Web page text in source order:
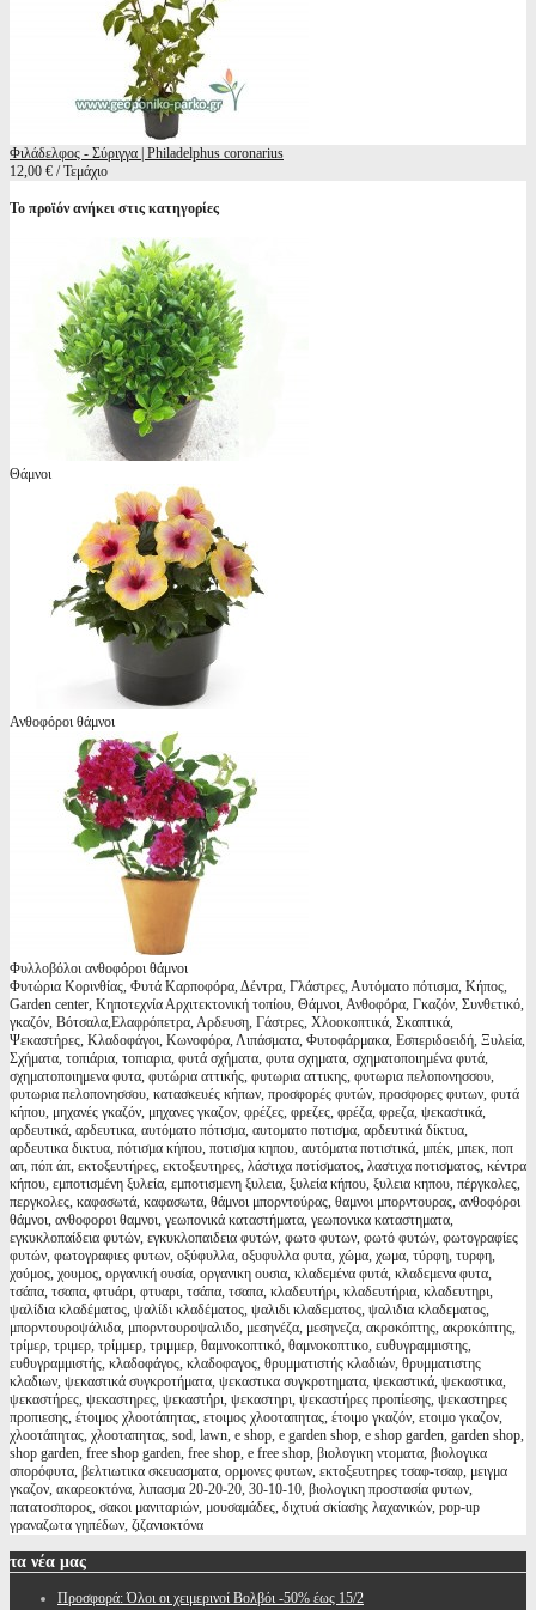
Φιλάδελφος - Σύριγγα | Philadelphus coronarius
12,00 € / Τεμάχιο
Το προϊόν ανήκει στις κατηγορίες
Θάμνοι
Ανθοφόροι θάμνοι
Φυλλοβόλοι ανθοφόροι θάμνοι
Φυτώρια Κορινθίας, Φυτά Καρποφόρα, Δέντρα, Γλάστρες, Αυτόματο πότισμα, Κήπος,
Garden center, Κηποτεχνία Αρχιτεκτονική τοπίου, Θάμνοι, Ανθοφόρα, Γκαζόν, Συνθετικό,
γκαζόν, Βότσαλα,Ελαφρόπετρα, Αρδευση, Γάστρες, Χλοοκοπτικά, Σκαπτικά,
Ψεκαστήρες, Κλαδοφάγοι, Κωνοφόρα, Λιπάσματα, Φυτοφάρμακα, Εσπεριδοειδή, Ξυλεία,
Σχήματα, τοπιάρια, τοπιαρια, φυτά σχήματα, φυτα σχηματα, σχηματοποιημένα φυτά,
σχηματοποιημενα φυτα, φυτώρια αττικής, φυτωρια αττικης, φυτωρια πελοπονησσου,
φυτωρια πελοπονησσου, κατασκευές κήπων, προσφορές φυτών, προσφορες φυτων, φυτά
κήπου, μηχανές γκαζόν, μηχανες γκαζον, φρέζες, φρεζες, φρέζα, φρεζα, ψεκαστικά,
αρδευτικά, αρδευτικα, αυτόματο πότισμα, αυτοματο ποτισμα, αρδευτικά δίκτυα,
αρδευτικα δικτυα, πότισμα κήπου, ποτισμα κηπου, αυτόματα ποτιστικά, μπέκ, μπεκ, ποπ
απ, πόπ άπ, εκτοξευτήρες, εκτοξευτηρες, λάστιχα ποτίσματος, λαστιχα ποτισματος, κέντρα
κήπου, εμποτισμένη ξυλεία, εμποτισμενη ξυλεια, ξυλεία κήπου, ξυλεια κηπου, πέργκολες,
περγκολες, καφασωτά, καφασωτα, θάμνοι μπορντούρας, θαμνοι μπορντουρας, ανθοφόροι
θάμνοι, ανθοφοροι θαμνοι, γεωπονικά καταστήματα, γεωπονικα καταστηματα,
εγκυκλοπαίδεια φυτών, εγκυκλοπαιδεια φυτών, φωτο φυτων, φωτό φυτών, φωτογραφίες
φυτών, φωτογραφιες φυτων, οξύφυλλα, οξυφυλλα φυτα, χώμα, χωμα, τύρφη, τυρφη,
χούμος, χουμος, οργανική ουσία, οργανικη ουσια, κλαδεμένα φυτά, κλαδεμενα φυτα,
τσάπα, τσαπα, φτυάρι, φτυαρι, τσάπα, τσαπα, κλαδευτήρι, κλαδευτήρια, κλαδευτηρι,
ψαλίδια κλαδέματος, ψαλίδι κλαδέματος, ψαλιδι κλαδεματος, ψαλιδια κλαδεματος,
μπορντουροψάλιδα, μπορντουροψαλιδο, μεσηνέζα, μεσηνεζα, ακροκόπτης, ακροκόπτης,
τρίμερ, τριμερ, τρίμμερ, τριμμερ, θαμνοκοπτικό, θαμνοκοπτικο, ευθυγραμμιστης,
ευθυγραμμιστής, κλαδοφάγος, κλαδοφαγος, θρυμματιστής κλαδιών, θρυμματιστης
κλαδιων, ψεκαστικά συγκροτήματα, ψεκαστικα συγκροτηματα, ψεκαστικά, ψεκαστικα,
ψεκαστήρες, ψεκαστηρες, ψεκαστήρι, ψεκαστηρι, ψεκαστήρες προπίεσης, ψεκαστηρες
προπιεσης, έτοιμος χλοοτάπητας, ετοιμος χλοοταπητας, έτοιμο γκαζόν, ετοιμο γκαζον,
χλοοτάπητας, χλοοταπητας, sod, lawn, e shop, e garden shop, e shop garden, garden shop,
shop garden, free shop garden, free shop, e free shop, βιολογικη ντοματα, βιολογικα
σπορόφυτα, βελτιωτικα σκευασματα, ορμονες φυτων, εκτοξευτηρες τσαφ-τσαφ, μειγμα
γκαζον, ακαρεοκτόνα, λιπασμα 20-20-20, 30-10-10, βιολογικη προστασία φυτων,
πατατοσπορος, σακοι μανιταριών, μουσαμάδες, διχτυά σκίασης λαχανικών, pop-up
γραναζωτα γηπέδων, ζιζανιοκτόνα
τα νέα μας
Προσφορά: Όλοι οι χειμερινοί Βολβόι -50% έως 15/2